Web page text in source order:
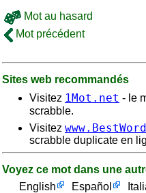
Mot au hasard
Mot précédent
Sites web recommandés
Visitez 1Mot.net - le
scrabble.
Visitez
scrabble duplicate en
Voyez ce mot dans une
English
Español